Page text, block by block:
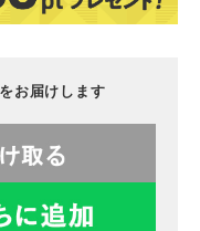
お届けします